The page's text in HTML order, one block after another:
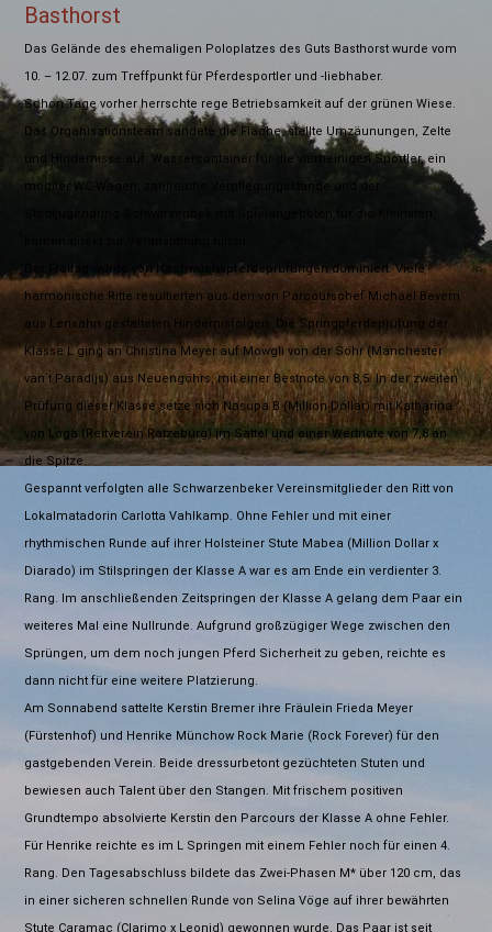
Basthorst
Das Gelände des ehemaligen Poloplatzes des Guts Basthorst wurde vom
10. – 12.07. zum Treffpunkt für Pferdesportler und -liebhaber.
Schon Tage vorher herrschte rege Betriebsamkeit auf der grünen Wiese.
Das Organisationsteam sandete die Fläche, stellte Umzäunungen, Zelte
und Hindernisse auf. Wassercontainer für die vierbeinigen Sportler, ein
mobiler WC-Wagen, zahlreiche Verpflegungsstände und der
Stadtjugendring Schwarzenbek mit Spielangeboten für die Kleinsten,
Der Freitag wurde von Nachwuchspferdeprüfungen dominiert. Viele
harmonische Ritte resultierten aus den von Parcourschef Michael Bevern
aus Lensahn gestalteten Hindernisfolgen. Die Springpferdeprüfung der
Klasse L ging an Christina Meyer auf Mowgli von der Söhr (Manchester
van`t Paradijs) aus Neuengöhrs, mit einer Bestnote von 8,5. In der zweiten
Prüfung dieser Klasse setze sich Nasupa B (Million Dollar) mit Katharina
von Loga (Reitverein Ratzeburg) im Sattel und einer Wertnote von 7,8 an
die Spitze.
Gespannt verfolgten alle Schwarzenbeker Vereinsmitglieder den Ritt von
Lokalmatadorin Carlotta Vahlkamp. Ohne Fehler und mit einer
rhythmischen Runde auf ihrer Holsteiner Stute Mabea (Million Dollar x
Diarado) im Stilspringen der Klasse A war es am Ende ein verdienter 3.
Rang. Im anschließenden Zeitspringen der Klasse A gelang dem Paar ein
weiteres Mal eine Nullrunde. Aufgrund großzügiger Wege zwischen den
Sprüngen, um dem noch jungen Pferd Sicherheit zu geben, reichte es
dann nicht für eine weitere Platzierung.
Am Sonnabend sattelte Kerstin Bremer ihre Fräulein Frieda Meyer
(Fürstenhof) und Henrike Münchow Rock Marie (Rock Forever) für den
gastgebenden Verein. Beide dressurbetont gezüchteten Stuten und
bewiesen auch Talent über den Stangen. Mit frischem positiven
Grundtempo absolvierte Kerstin den Parcours der Klasse A ohne Fehler.
Für Henrike reichte es im L Springen mit einem Fehler noch für einen 4.
Rang. Den Tagesabschluss bildete das Zwei-Phasen M* über 120 cm, das
in einer sicheren schnellen Runde von Selina Vöge auf ihrer bewährten
Stute Caramac (Clarimo x Leonid) gewonnen wurde. Das Paar ist seit